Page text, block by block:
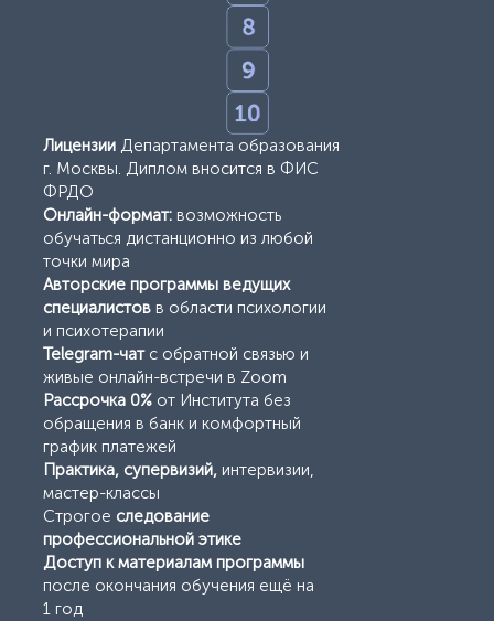
Далее
Лицензии Департамента образования
г. Москвы. Диплом вносится в ФИС
ФРДО
Онлайн-формат: возможность
обучаться дистанционно из любой
точки мира
Авторские программы ведущих
специалистов в области психологии
и психотерапии
Telegram-чатс обратной связью и
живые онлайн-встречи в Zoom
Рассрочка 0% от Института без
обращения в банк и комфортный
график платежей
Практика, супервизий, интервизии,
мастер-классы
Строгое следование
профессиональной этике
Доступ к материалам программы
после окончания обучения ещё на
1 год